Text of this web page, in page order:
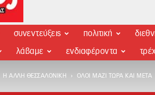
συνεντεύξεις πολιτική
λάβαμε ενδιαφέροντα
Η ΆΛΛΗ ΘΕΣΣΑΛΟΝΊΚΗ ΌΛΟΙ ΜΑΖΊ ΤΏΡΑ ΚΑΙ ΜΕΤΆ